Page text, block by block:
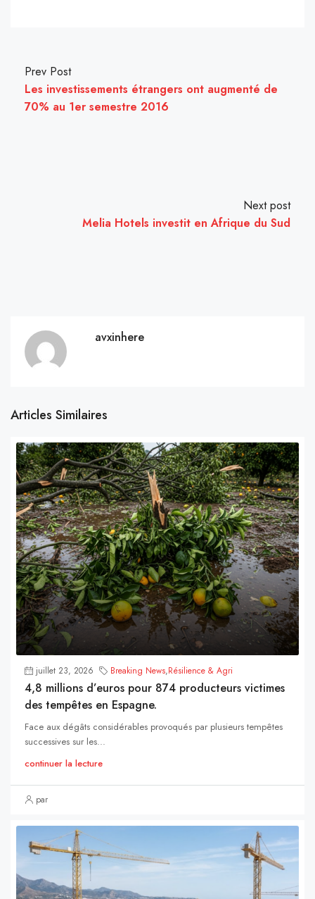
Prev Post
Les investissements étrangers ont augmenté de
70% au 1er semestre 2016
Next post
Melia Hotels investit en Afrique du Sud
avxinhere
Articles Similaires
juillet 23, 2026 Breaking News,Résilience & Agri
4,8 millions d’euros pour 874 producteurs victimes
des tempêtes en Espagne.
Face aux dégâts considérables provoqués par plusieurs tempêtes
successives sur les...
continuer la lecture
par